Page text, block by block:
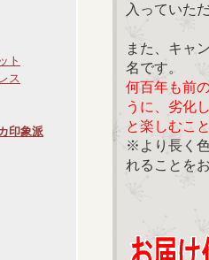
ト
ス
印象派
入っていた
また、キャ
名です。
何百年も前
うに、劣化
と楽しむこ
※より長く
れることを